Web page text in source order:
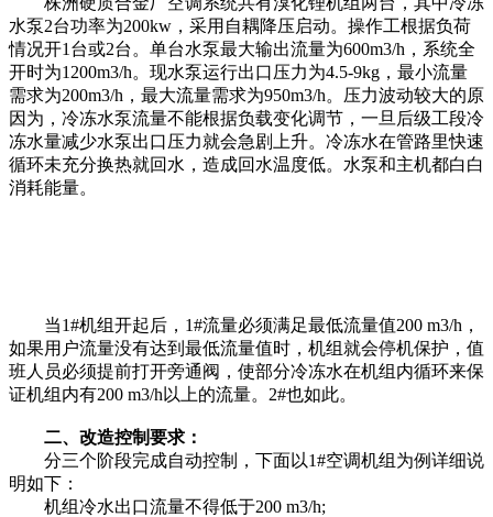
水泵2台功率为200kw，采用自耦降压启动。操作工根据负荷
情况开1台或2台。单台水泵最大输出流量为600m3/h，系统全
开时为1200m3/h。现水泵运行出口压力为4.5-9kg，最小流量
需求为200m3/h，最大流量需求为950m3/h。压力波动较大的原
因为，冷冻水泵流量不能根据负载变化调节，一旦后级工段冷
冻水量减少水泵出口压力就会急剧上升。冷冻水在管路里快速
循环未充分换热就回水，造成回水温度低。水泵和主机都白白
消耗能量。
当1#机组开起后，1#流量必须满足最低流量值200 m3/h，
如果用户流量没有达到最低流量值时，机组就会停机保护，值
班人员必须提前打开旁通阀，使部分冷冻水在机组内循环来保
证机组内有200 m3/h以上的流量。2#也如此。
二、改造控制要求：
分三个阶段完成自动控制，下面以1#空调机组为例详细说
明如下：
机组冷水出口流量不得低于200 m3/h;